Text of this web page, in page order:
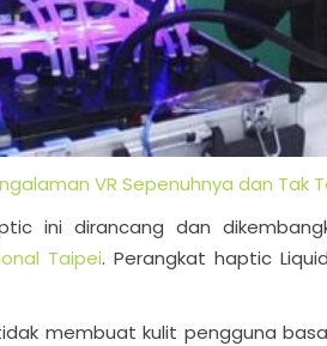
VR Sepenuhnya dan Tak
ini dirancang dan
Taipei. Perangkat haptic
membuat kulit pengguna